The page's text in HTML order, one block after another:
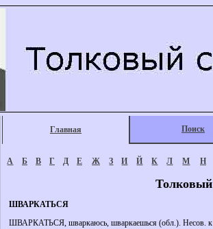
Главная Поиск
А Б В Г Д Е Ж З И Й К Л М Н
ШВАРКАТЬСЯ
ШВАРКАТЬСЯ, шваркаюсь, шваркаешься (обл.). Несов. к